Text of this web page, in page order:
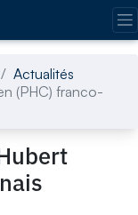
Actualités
(PHC) franco-